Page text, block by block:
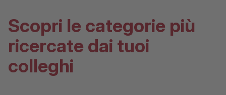
Scopri le categorie più
ricercate dai tuoi
colleghi